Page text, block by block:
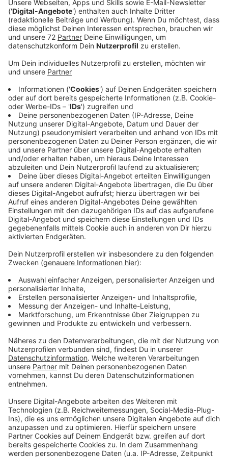
Mitarbeiter der Arbeiterwohlfahrt protestieren heute
vor dem Landtag in Düsseldorf für mehr Geld und
bessere Arbeitsbedingungen. Als Folge sind heute
einige AWO-Kitas und Offene Ganztagsangebote an
Beispiel bleibt die Kita "Auf der Hengte" in Dülmen
geschlossen. Eine Notbetreuung gibt es nicht. Auch
das Team der Kita August-Brust-Straße in Dülmen
fährt nach Düsseldorf. Es habe die Eltern frühzeitig
über die Demo informiert. Niemand habe sich wegen
einer Notbetreuung gemeldet. Deshalb bleibt die Kita
komplett dicht. Ähnlich sieht es in der Kita Steinbach
in Seppenrade aus und in den AWO-Kitas Gennerich und
Plaggenesch in Havixbeck. Schauen wir noch auf den
Offenen Ganztag. Hier beteiligt sich zum Beispiel das
Team der Ostwallschule in Lüdinghausen an der Demo,
bietet aber zumindest eine Notbetreuung an. Ähnlich
sieht es an der Grundschule Dernekamp in Dülmen aus.
In Buldern an der Ludgerus-Schule ist der offene
Ganztag dagegen heute länger als üblich geöffnet.
Der Grund: Wegen einer ganztägigen Fortbildung gibt
es keinen normalen Unterricht. Auch die OGS der
Ludgerischule in Coesfeld läuft wie gewohnt. Das
Team wäre zwar gerne zur Demo gefahren, die
Bezirksregierung stellte sich aber bei der
Notbetreuung quer. Die Demo ist heute, weil der
Landtag heute beginnt den Haushalt für das
kommende Jahr zu beraten. Es soll weniger Geld für
den sozialen Bereich geben, schlagen die
Wohlfahrtsverbände Alarm. Sie sehen Betreuungs-,
Pflege- und Integrationsangebote gefährdet.
Anzeige